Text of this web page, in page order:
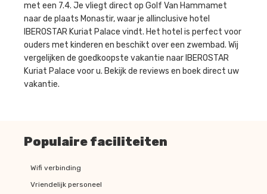
met een 7.4. Je vliegt direct op Golf Van Hammamet
naar de plaats Monastir, waar je allinclusive hotel
IBEROSTAR Kuriat Palace vindt. Het hotel is perfect voor
ouders met kinderen en beschikt over een zwembad. Wij
vergelijken de goedkoopste vakantie naar IBEROSTAR
Kuriat Palace voor u. Bekijk de reviews en boek direct uw
vakantie.
Populaire faciliteiten
Wifi verbinding
Vriendelijk personeel